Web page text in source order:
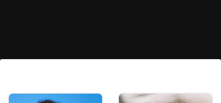
മേൽപ്പറഞ്ഞ ലക്ഷണങ്ങൾ കാണുന്നപക്ഷം